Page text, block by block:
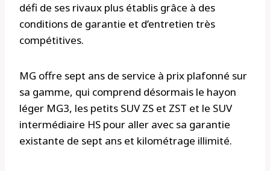
défi de ses rivaux plus établis grâce à des
conditions de garantie et d’entretien très
compétitives.
MG offre sept ans de service à prix plafonné sur
sa gamme, qui comprend désormais le hayon
léger MG3, les petits SUV ZS et ZST et le SUV
intermédiaire HS pour aller avec sa garantie
existante de sept ans et kilométrage illimité.